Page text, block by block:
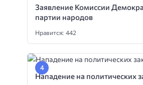
Заявление Комиссии
партии народов
Нравится: 442
Нападение на политических